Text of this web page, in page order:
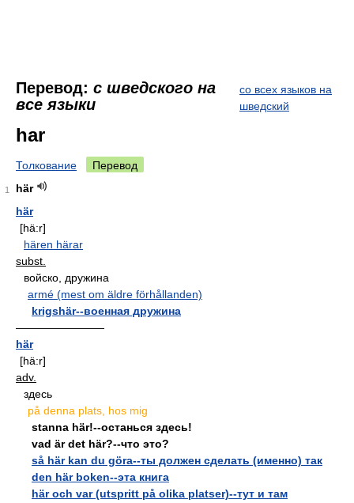
Перевод: с шведского на
все языки
со всех языков на
шведский
har
Толкование Перевод
1
här
här
[hä:r]
hären härar
subst.
войско, дружина
armé (mest om äldre förhållanden)
krigshär--военная дружина
————————
här
[hä:r]
adv.
здесь
på denna plats, hos mig
stanna här!--останься здесь!
vad är det här?--что это?
så här kan du göra--ты должен сделать (именно) так
den här boken--эта книга
här och var (utspritt på olika platser)--тут и там